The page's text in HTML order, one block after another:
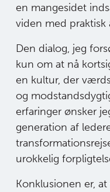
en mangesidet
viden med praktisk
Den dialog, jeg
kun om at nå
en kultur, der
og
erfaringer ønsker
generation af
urokkelig
Konklusionen er,